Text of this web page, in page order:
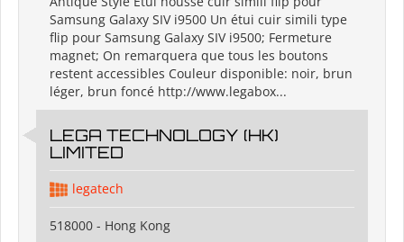
Samsung Galaxy SIV i9500 Un étui cuir simili type
flip pour Samsung Galaxy SIV i9500; Fermeture
magnet; On remarquera que tous les boutons
restent accessibles Couleur disponible: noir, brun
léger, brun foncé http://www.legabox...
LEGA TECHNOLOGY (HK)
LIMITED
legatech
518000 - Hong Kong